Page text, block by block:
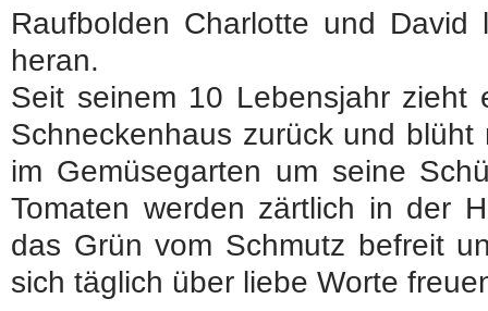
Raufbolden Charlotte und
heran.
Seit seinem 10 Lebensjahr zieht
Schneckenhaus zurück und
im Gemüsegarten um seine
Tomaten werden zärtlich in der
das Grün vom Schmutz befreit
sich täglich über liebe Worte